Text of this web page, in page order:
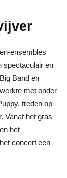
ensembles
spectaculair en
Band en
met onder
treden op
Vanaf het gras
het
concert een